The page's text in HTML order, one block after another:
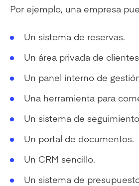
Por ejemplo, una empresa
Un sistema de reservas.
Un área privada de
Un panel interno de
Una herramienta para
Un sistema de
Un portal de documentos.
Un CRM sencillo.
Un sistema de